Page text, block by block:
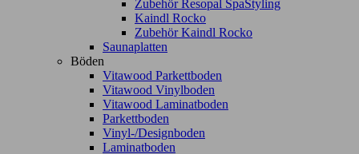
Zubehör Resopal SpaStyling
Kaindl Rocko
Zubehör Kaindl Rocko
Saunaplatten
Böden
Vitawood Parkettboden
Vitawood Vinylboden
Vitawood Laminatboden
Parkettboden
Vinyl-/Designboden
Laminatboden